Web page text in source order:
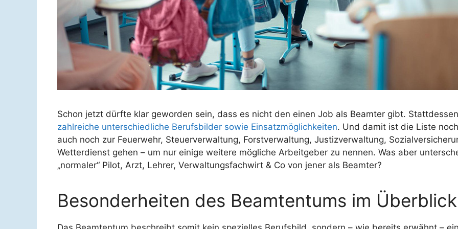
Schon jetzt dürfte klar geworden sein, dass es nicht den einen Job als Beamter gibt.
zahlreiche unterschiedliche Berufsbilder sowie Einsatzmöglichkeiten. Und damit ist die Liste
auch noch zur Feuerwehr, Steuerverwaltung, Forstverwaltung, Justizverwaltung,
Wetterdienst gehen – um nur einige weitere mögliche Arbeitgeber zu nennen. Was aber
„normaler“ Pilot, Arzt, Lehrer, Verwaltungsfachwirt & Co von jener als Beamter?
Besonderheiten des Beamtentums im Überblick